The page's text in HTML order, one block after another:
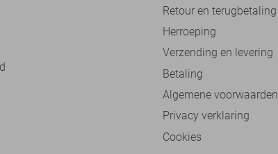
Retour en terugbetaling
Herroeping
Verzending en levering
Betaling
Algemene voorwaarden
Privacy verklaring
Cookies